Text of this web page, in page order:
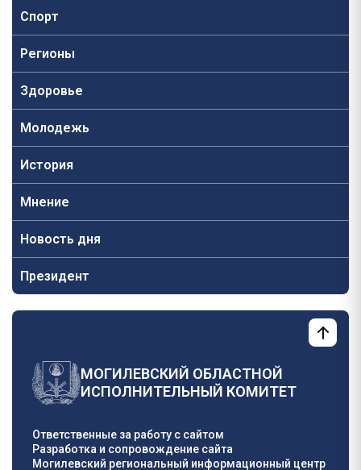
Спорт
Регионы
Здоровье
Молодежь
История
Мнение
Новость дня
Президент
МОГИЛЕВСКИЙ ОБЛАСТНОЙ
ИСПОЛНИТЕЛЬНЫЙ КОМИТЕТ
Ответственные за работу с сайтом
Разработка и сопровождение сайта
Могилевский региональный информационный центр